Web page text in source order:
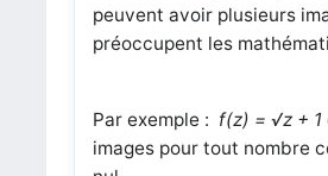
peuvent avoir plusieurs
préoccupent les
Par exemple : f(z) = √z + 1
images pour tout nombre